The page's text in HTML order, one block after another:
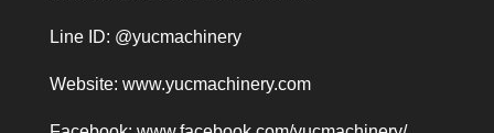
Line ID: @yucmachinery
Website: www.yucmachinery.com